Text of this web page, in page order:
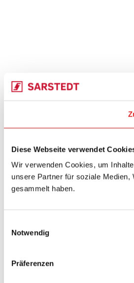
Diese Webseite verwendet
Wir verwenden Cookies, um
unsere Partner für soziale
gesammelt haben.
Notwendig
Präferenzen